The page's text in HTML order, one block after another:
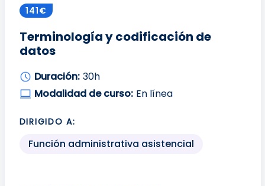
141€
Terminología y codificación de
datos
Duración: 30h
Modalidad de curso: En línea
DIRIGIDO A:
Función administrativa asistencial